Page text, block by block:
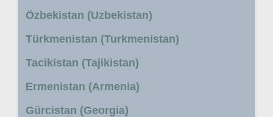
Özbekistan (Uzbekistan)
Türkmenistan (Turkmenistan)
Tacikistan (Tajikistan)
Ermenistan (Armenia)
Gürcistan (Georgia)